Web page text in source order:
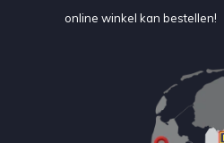
online winkel kan bestellen!